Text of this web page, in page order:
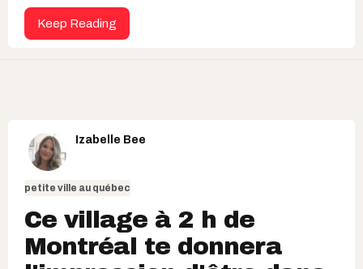
Keep Reading
Izabelle Bee
petite ville au québec
Ce village à 2 h de
Montréal te donnera